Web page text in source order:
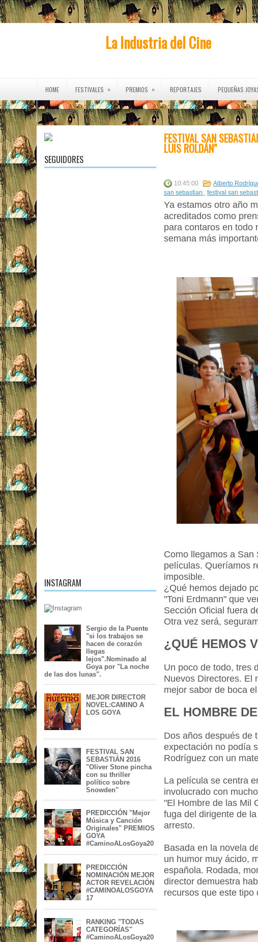
La Industria del Cine
HOME FESTIVALES » PREMIOS » REPORTAJES PEQUEÑAS
CINE EN CASA »
SEGUIDORES
INSTAGRAM
Sergio de la Puente
"si los trabajos se
hacen de corazón
llegas
lejos".Nominado al
Goya por "La noche
de las dos lunas".
MEJOR DIRECTOR
NOVEL:CAMINO A
LOS GOYA
FESTIVAL SAN
SEBASTIÁN 2016
"Oliver Stone pincha
con su thriller
político sobre
Snowden"
PREDICCIÓN "Mejor
Música y Canción
Originales" PREMIOS
GOYA
#CaminoALosGoya20
PREDICCIÓN
NOMINACIÓN MEJOR
ACTOR REVELACIÓN
#CAMINOALOSGOYA
17
RANKING "TODAS
CATEGORÍAS"
#CaminoALosGoya20
FESTIVAL SAN
LUIS ROLDÁN"
10:45:00 Alberto
san sebastian , festival san
Ya estamos otro año
acreditados como
para contaros en todo
semana más
Como llegamos a
películas. Queríamos
imposible.
¿Qué hemos dejado
"Toni Erdmann" que
Sección Oficial fuera
Otra vez será,
¿QUÉ HEMOS
Un poco de todo, tres
Nuevos Directores. El
mejor sabor de boca
EL HOMBRE
Dos años después de
expectación no podía
Rodríguez con un
La película se centra
involucrado con
"El Hombre de las Mil
fuga del dirigente de
arresto.
Basada en la novela
un humor muy ácido,
española. Rodada,
director demuestra
recursos que este tipo